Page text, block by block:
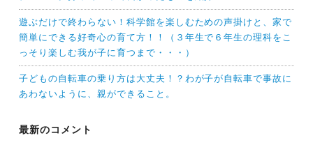
遊ぶだけで終わらない！科学館を楽しむための声掛けと、家で
簡単にできる好奇心の育て方！！（３年生で６年生の理科をこ
っそり楽しむ我が子に育つまで・・・）
子どもの自転車の乗り方は大丈夫！？わが子が自転車で事故に
あわないように、親ができること。
最新のコメント